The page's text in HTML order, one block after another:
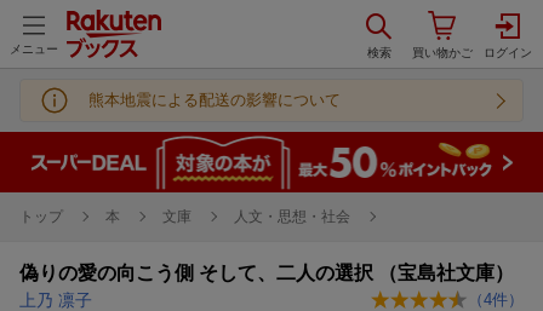
メニュー
熊本地震による配送の影響について
トップ 本 文庫 人文・思想・社会
偽りの愛の向こう側 そして、二人の選択 （宝島社文庫）
上乃 凛子 （4件）